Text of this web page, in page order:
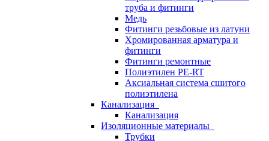
труба и фитинги
Медь
Фитинги резьбовые из латуни
Хромированная арматура и
фитинги
Фитинги ремонтные
Полиэтилен PE-RT
Аксиальная система сшитого
полиэтилена
Канализация
Канализация
Изоляционные материалы
Трубки